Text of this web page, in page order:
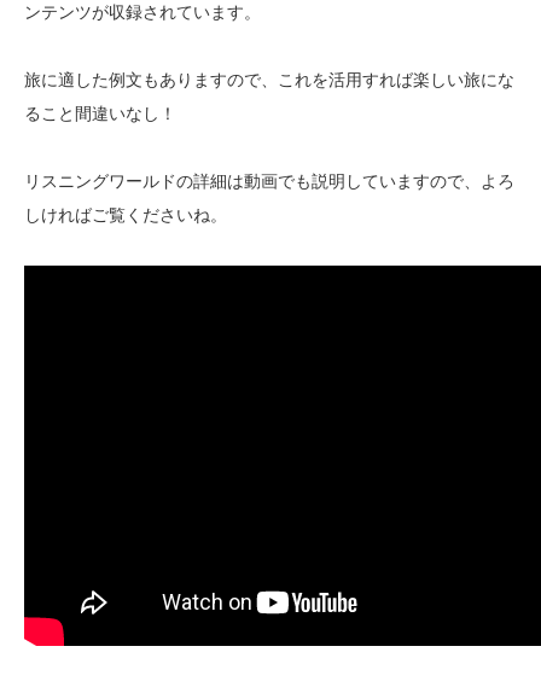
ンテンツが収録されています。
旅に適した例文もありますので、これを活用すれば楽しい旅にな
ること間違いなし！
リスニングワールドの詳細は動画でも説明していますので、よろ
しければご覧くださいね。